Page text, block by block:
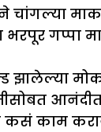
गप्पा
आनंदीत
कसं काम